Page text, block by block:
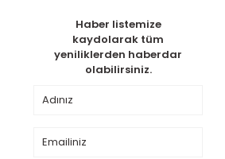
Haber listemize
kaydolarak tüm
yeniliklerden haberdar
olabilirsiniz.